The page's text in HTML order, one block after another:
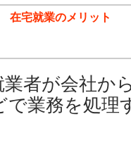
在宅就業のメリット
業者が会社か
で業務を処理